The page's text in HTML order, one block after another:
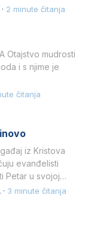
2 minute čitanja
Otajstvo mudrosti
i s njime je
čitanja
iz Kristova
evanđelisti
Petar u svojoj
3 minute čitanja